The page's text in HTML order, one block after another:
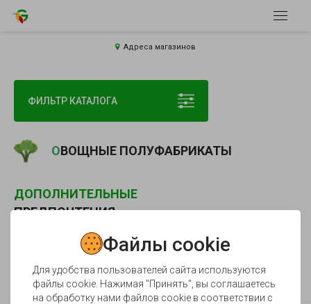
Адреса магазинов
ФИЛЬТР КАТАЛОГА
ОВОЩНЫЕ ПОЛУФАБРИКАТЫ
ДОПОЛНИТЕЛЬНЫЕ
ПРЕДПОЧТЕНИЯ
Файлы cookie
Для удобства пользователей сайта используются
файлы cookie. Нажимая "Принять", вы соглашаетесь
на обработку нами файлов cookie в соответствии с